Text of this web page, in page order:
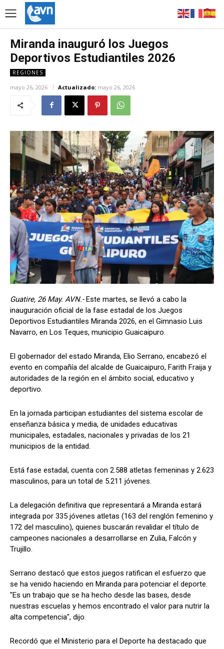
Miranda inauguró los Juegos
Deportivos Estudiantiles 2026
REGIONES
mayo 26, 2026 Actualizado: mayo 26, 2026
Guatire, 26 May. AVN.-Este martes, se llevó a cabo la
inauguración oficial de la fase estadal de los Juegos
Deportivos Estudiantiles Miranda 2026, en el Gimnasio Luis
Navarro, en Los Teques, municipio Guaicaipuro.
El gobernador del estado Miranda, Elio Serrano, encabezó el
evento en compañía del alcalde de Guaicaipuro, Farith Fraija y
autoridades de la región en el ámbito social, educativo y
deportivo.
En la jornada participan estudiantes del sistema escolar de
enseñanza básica y media, de unidades educativas
municipales, estadales, nacionales y privadas de los 21
municipios de la entidad.
Está fase estadal, cuenta con 2.588 atletas femeninas y 2.623
masculinos, para un total de 5.211 jóvenes.
La delegación definitiva que representará a Miranda estará
integrada por 335 jóvenes atletas (163 del renglón femenino y
172 del masculino), quienes buscarán revalidar el título de
campeones nacionales a desarrollarse en Zulia, Falcón y
Trujillo.
Serrano destacó que estos juegos ratifican el esfuerzo que
se ha venido haciendo en Miranda para potenciar el deporte.
"Es un trabajo que se ha hecho desde las bases, desde
nuestras escuelas y hemos encontrado el valor para nutrir la
alta competencia", dijo.
Recordó que el Ministerio para el Deporte ha destacado que